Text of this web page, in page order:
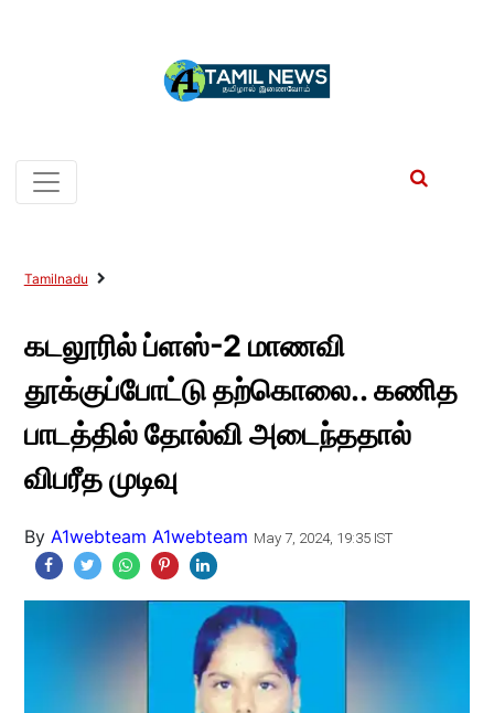
Tamilnadu
கடலூரில் ப்ளஸ்-2 மாணவி
தூக்குப்போட்டு தற்கொலை.. கணித
பாடத்தில் தோல்வி அடைந்ததால்
விபரீத முடிவு
By A1webteam A1webteam May 7, 2024, 19:35 IST